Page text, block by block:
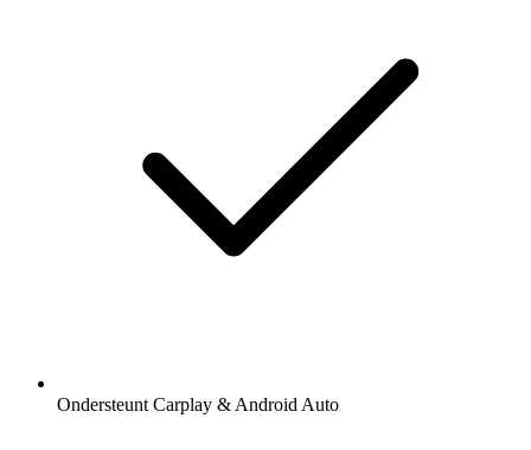
Ondersteunt Carplay & Android Auto